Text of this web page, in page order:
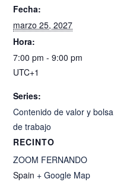
Fecha:
marzo 25, 2027
Hora:
7:00 pm - 9:00 pm
UTC+1
Series:
Contenido de valor y bolsa
de trabajo
RECINTO
ZOOM FERNANDO
Spain + Google Map